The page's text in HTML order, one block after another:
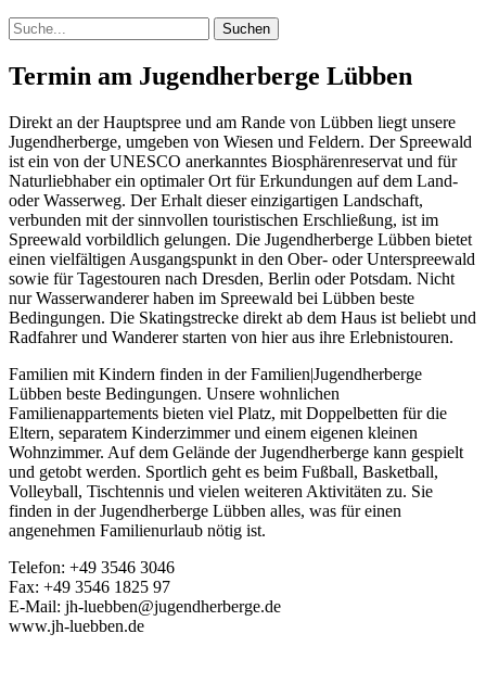
Suche
Termin am Jugendherberge Lübben
Direkt an der Hauptspree und am Rande von Lübben liegt unsere
Jugendherberge, umgeben von Wiesen und Feldern. Der Spreewald
ist ein von der UNESCO anerkanntes Biosphärenreservat und für
Naturliebhaber ein optimaler Ort für Erkundungen auf dem Land-
oder Wasserweg. Der Erhalt dieser einzigartigen Landschaft,
verbunden mit der sinnvollen touristischen Erschließung, ist im
Spreewald vorbildlich gelungen. Die Jugendherberge Lübben bietet
einen vielfältigen Ausgangspunkt in den Ober- oder Unterspreewald
sowie für Tagestouren nach Dresden, Berlin oder Potsdam. Nicht
nur Wasserwanderer haben im Spreewald bei Lübben beste
Bedingungen. Die Skatingstrecke direkt ab dem Haus ist beliebt und
Radfahrer und Wanderer starten von hier aus ihre Erlebnistouren.
Familien mit Kindern finden in der Familien|Jugendherberge
Lübben beste Bedingungen. Unsere wohnlichen
Familienappartements bieten viel Platz, mit Doppelbetten für die
Eltern, separatem Kinderzimmer und einem eigenen kleinen
Wohnzimmer. Auf dem Gelände der Jugendherberge kann gespielt
und getobt werden. Sportlich geht es beim Fußball, Basketball,
Volleyball, Tischtennis und vielen weiteren Aktivitäten zu. Sie
finden in der Jugendherberge Lübben alles, was für einen
angenehmen Familienurlaub nötig ist.
Telefon: +49 3546 3046
Fax: +49 3546 1825 97
E-Mail: jh-luebben@jugendherberge.de
www.jh-luebben.de